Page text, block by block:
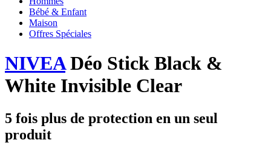
Bébé & Enfant
Maison
Offres Spéciales
NIVEADéo Stick Black &
White Invisible Clear
5 fois plus de protection en un seul
produit